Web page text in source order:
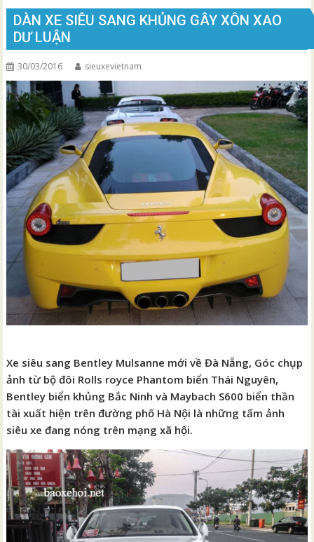
DÀN XE SIÊU SANG KHỦNG GÂY XÔN XAO
DƯ LUẬN
30/03/2016 sieuxevietnam
Xe siêu sang Bentley Mulsanne mới về Đà Nẵng, Góc chụp
ảnh từ bộ đôi Rolls royce Phantom biển Thái Nguyên,
Bentley biển khủng Bắc Ninh và Maybach S600 biển thần
tài xuất hiện trên đường phố Hà Nội là những tấm ảnh
siêu xe đang nóng trên mạng xã hội.